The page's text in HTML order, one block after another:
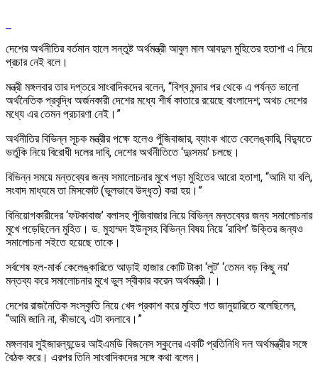
দেশের অর্থনীতির বর্তমান হালে সন্তুষ্ট অর্থমন্ত্রী আবুল মাল আবদুল মুহিতের হতাশা এ নিয়ে
প্রচার নেই বলে।
মন্ত্রী মঙ্গলবার তার দপ্তরে সাংবাদিকদের বলেন, “বিশ্ব মন্দার পর থেকে এ পর্যন্ত ভালো
অর্থনৈতিক প্রবৃদ্ধি অর্জনকারী দেশের মধ্যে শীর্ষ কাতারে রয়েছে বাংলাদেশ; অথচ দেশের
মধ্যে এর তেমন প্রচারণা নেই।”
অর্থনীতির বিভিন্ন সূচক মন্ত্রীর পক্ষে হলেও পুঁজিবাজার, ব্যাংক খাতে কেলেঙ্কারি, বিদ্যুতে
ভর্তুকি নিয়ে বিরোধী দলের দাবি, দেশের অর্থনীতিতে ‘দুঃসময়’ চলছে।
বিভিন্ন সময়ে মন্তব্যের জন্য সমালোচনার মুখে পড়া মুহিতের আরো হতাশা, “আমি যা বলি,
সংবাদ মাধ্যমে তা মিসকোট (ভুলভাবে উদ্ধৃত) করা হয়।”
বিনিয়োগকারীদের ‘ফটকাবাজ’ বলাসহ পুঁজিবাজার নিয়ে বিভিন্ন মন্তব্যের জন্য সমালোচনার
মুখে পড়েছিলেন মুহিত। ড. মুহাম্মদ ইউনূসহ বিভিন্ন বিষয় নিয়ে ‘রাবিশ’ উক্তির জন্যও
সমালোচনা সইতে হয়েছে তাকে।
সর্বশেষ হল-মার্ক কেলেঙ্কারিতে আড়াই হাজার কোটি টাকা ‘লুট’ ‘তেমন বড় কিছু নয়’
মন্তব্য করে সমালোচনার মুখে ভুল স্বীকার করেন অর্থমন্ত্রী।।
দেশের রাজনৈতিক সংস্কৃতি নিয়ে খেদ প্রকাশ করে মুহিত গত জানুয়ারিতে বলেছিলেন,
“আমি জানি না, কীভাবে, এটা বদলাবে।”
মঙ্গলবার সুইজারল্যন্ডের আইএমডি বিজনেস স্কুলের একটি প্রতিনিধি দল অর্থমন্ত্রীর সঙ্গে
বৈঠক করে। এরপর তিনি সাংবাদিকদের সঙ্গে কথা বলেন।